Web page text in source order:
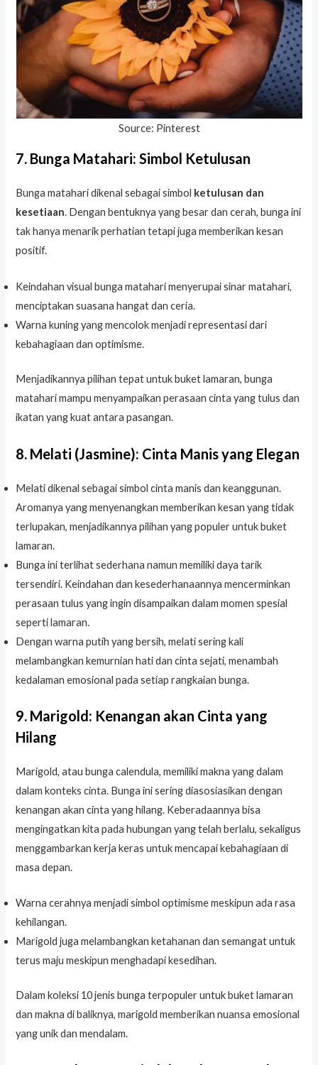
Source: Pinterest
7. Bunga Matahari: Simbol Ketulusan
Bunga matahari dikenal sebagai simbol ketulusan dan
kesetiaan. Dengan bentuknya yang besar dan cerah, bunga ini
tak hanya menarik perhatian tetapi juga memberikan kesan
positif.
Keindahan visual bunga matahari menyerupai sinar matahari,
menciptakan suasana hangat dan ceria.
Warna kuning yang mencolok menjadi representasi dari
kebahagiaan dan optimisme.
Menjadikannya pilihan tepat untuk buket lamaran, bunga
matahari mampu menyampaikan perasaan cinta yang tulus dan
ikatan yang kuat antara pasangan.
8. Melati (Jasmine): Cinta Manis yang Elegan
Melati dikenal sebagai simbol cinta manis dan keanggunan.
Aromanya yang menyenangkan memberikan kesan yang tidak
terlupakan, menjadikannya pilihan yang populer untuk buket
lamaran.
Bunga ini terlihat sederhana namun memiliki daya tarik
tersendiri. Keindahan dan kesederhanaannya mencerminkan
perasaan tulus yang ingin disampaikan dalam momen spesial
seperti lamaran.
Dengan warna putih yang bersih, melati sering kali
melambangkan kemurnian hati dan cinta sejati, menambah
kedalaman emosional pada setiap rangkaian bunga.
9. Marigold: Kenangan akan Cinta yang
Hilang
Marigold, atau bunga calendula, memiliki makna yang dalam
dalam konteks cinta. Bunga ini sering diasosiasikan dengan
kenangan akan cinta yang hilang. Keberadaannya bisa
mengingatkan kita pada hubungan yang telah berlalu, sekaligus
menggambarkan kerja keras untuk mencapai kebahagiaan di
masa depan.
Warna cerahnya menjadi simbol optimisme meskipun ada rasa
kehilangan.
Marigold juga melambangkan ketahanan dan semangat untuk
terus maju meskipun menghadapi kesedihan.
Dalam koleksi 10 jenis bunga terpopuler untuk buket lamaran
dan makna di baliknya, marigold memberikan nuansa emosional
yang unik dan mendalam.